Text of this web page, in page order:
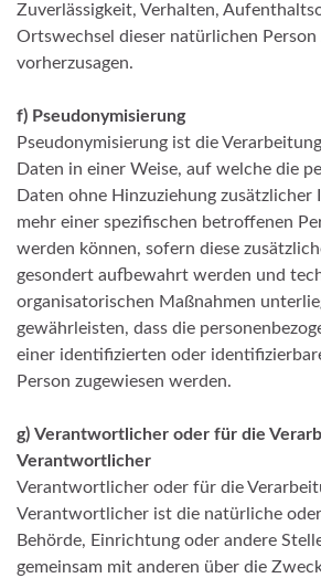
Zuverlässigkeit, Verhalten,
Ortswechsel dieser natürlichen Person
vorherzusagen.
f) Pseudonymisierung
Pseudonymisierung ist die
Daten in einer Weise, auf welche die
Daten ohne Hinzuziehung
mehr einer spezifischen betroffenen
werden können, sofern diese
gesondert aufbewahrt werden und
organisatorischen Maßnahmen
gewährleisten, dass die
einer identifizierten oder
Person zugewiesen werden.
g) Verantwortlicher oder für die
Verantwortlicher
Verantwortlicher oder für die
Verantwortlicher ist die natürliche
Behörde, Einrichtung oder andere
gemeinsam mit anderen über die